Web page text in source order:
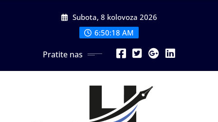
Subota, 8 kolovoza 2026
6:50:20 AM
Pratite nas